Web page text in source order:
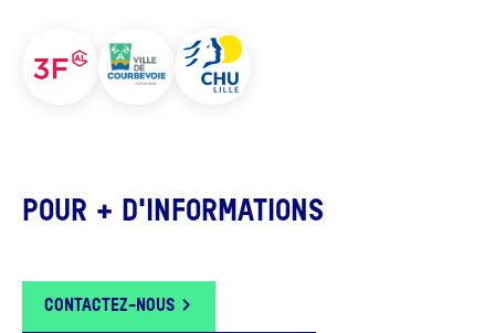
POUR + D'INFORMATIONS
CONTACTEZ-NOUS